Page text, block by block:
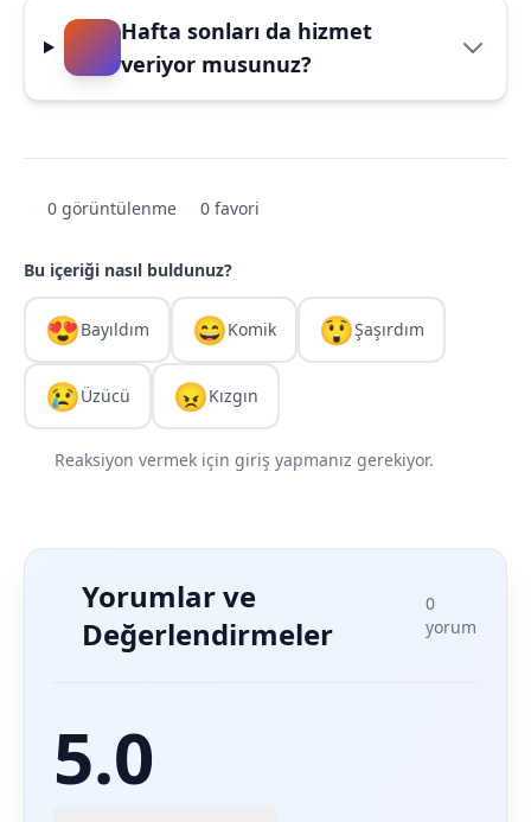
Hafta sonları da hizmet
veriyor musunuz?
0 görüntülenme 0 favori
Bu içeriği nasıl buldunuz?
😍Bayıldım 😄Komik 😲Şaşırdım
😢Üzücü 😠Kızgın
Reaksiyon vermek için giriş yapmanız gerekiyor.
Yorumlar ve
Değerlendirmeler
0
yorum
5.0